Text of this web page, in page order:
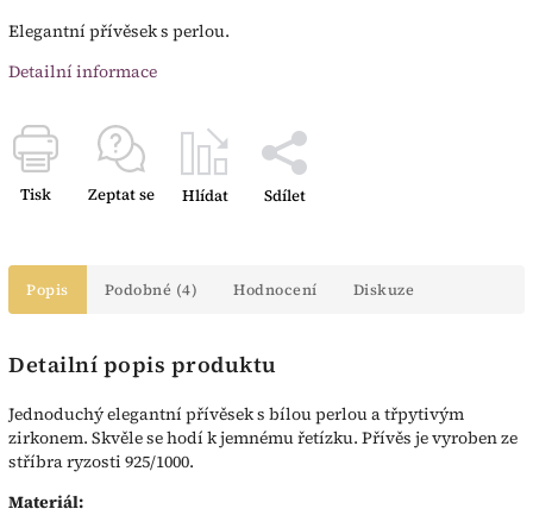
Elegantní přívěsek s perlou.
Detailní informace
Tisk Zeptat se Hlídat Sdílet
Popis Podobné (4) Hodnocení Diskuze
Detailní popis produktu
Jednoduchý elegantní přívěsek s bílou perlou a třpytivým
zirkonem. Skvěle se hodí k jemnému řetízku. Přívěs je vyroben ze
stříbra ryzosti 925/1000.
Materiál: